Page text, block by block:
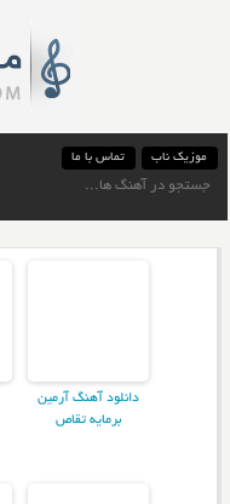
موزیک ناب تماس با ما
دانلود آهنگ آرمین
برمایه تقاص